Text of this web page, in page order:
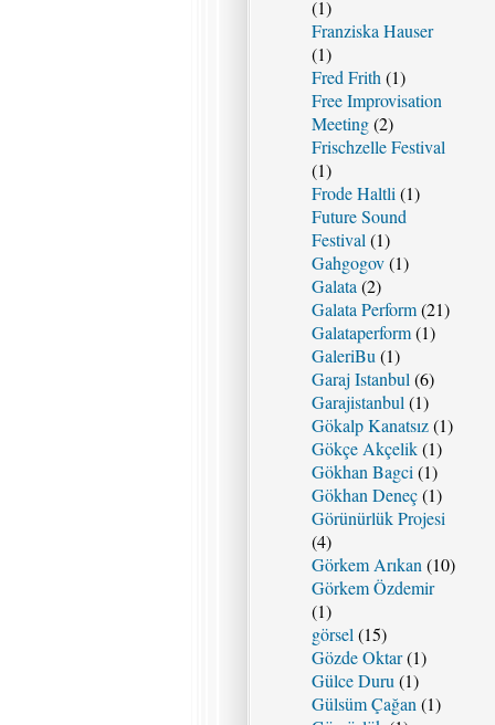
(1)
Franziska Hauser
(1)
Fred Frith (1)
Free Improvisation
Meeting(2)
Frischzelle Festival
(1)
Frode Haltli (1)
Future Sound
Festival (1)
Gahgogov(1)
Galata (2)
Galata Perform(21)
Galataperform(1)
GaleriBu (1)
Garaj Istanbul (6)
Garajistanbul (1)
Gökalp Kanatsız(1)
Gökçe Akçelik(1)
Gökhan Bagci (1)
Gökhan Deneç(1)
Görünürlük Projesi
(4)
Görkem Arıkan (10)
Görkem Özdemir
(1)
görsel (15)
Gözde Oktar(1)
Gülce Duru (1)
Gülsüm Çağan (1)